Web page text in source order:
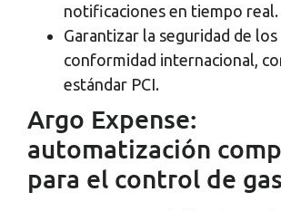
notificaciones en tiempo real.
Garantizar la seguridad de
conformidad internacional,
estándar PCI.
Argo Expense:
automatización
para el control de